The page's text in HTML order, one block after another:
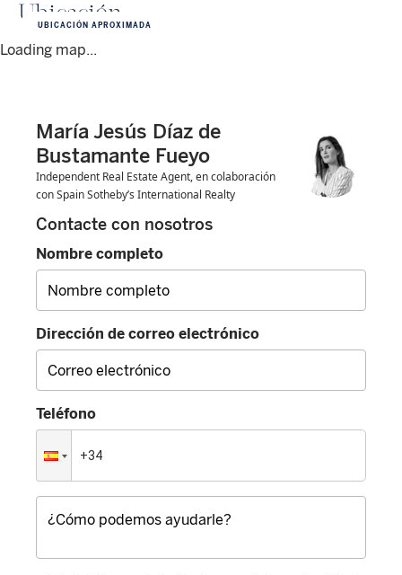
Ubicación
Loading map...
UBICACIÓN APROXIMADA
María Jesús Díaz de
Bustamante Fueyo
Independent Real Estate Agent, en colaboración
con Spain Sotheby’s International Realty
Contacte con nosotros
Nombre completo
Dirección de correo electrónico
Teléfono